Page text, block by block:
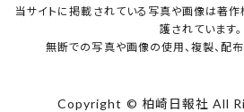
当サイトに掲載されている写真や画像は著
護されています。
無断での写真や画像の使用、複製、配布
Copyright © 柏崎日報社 All